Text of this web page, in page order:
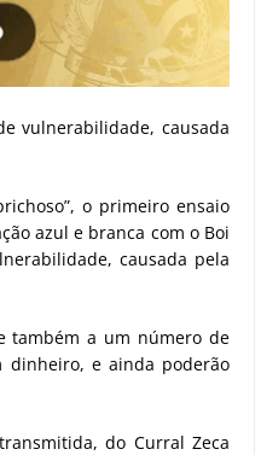
vulnerabilidade, causada
o primeiro ensaio
azul e branca com o Boi
causada pela
também a um número de
dinheiro, e ainda poderão
do Curral Zeca